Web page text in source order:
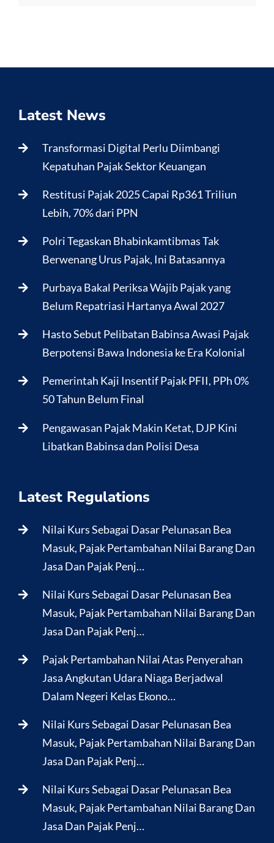
Latest News
Transformasi Digital Perlu Diimbangi
Kepatuhan Pajak Sektor Keuangan
Restitusi Pajak 2025 Capai Rp361 Triliun
Lebih, 70% dari PPN
Polri Tegaskan Bhabinkamtibmas Tak
Berwenang Urus Pajak, Ini Batasannya
Purbaya Bakal Periksa Wajib Pajak yang
Belum Repatriasi Hartanya Awal 2027
Hasto Sebut Pelibatan Babinsa Awasi Pajak
Berpotensi Bawa Indonesia ke Era Kolonial
Pemerintah Kaji Insentif Pajak PFII, PPh 0%
50 Tahun Belum Final
Pengawasan Pajak Makin Ketat, DJP Kini
Libatkan Babinsa dan Polisi Desa
Latest Regulations
Nilai Kurs Sebagai Dasar Pelunasan Bea
Masuk, Pajak Pertambahan Nilai Barang Dan
Jasa Dan Pajak Penj…
Nilai Kurs Sebagai Dasar Pelunasan Bea
Masuk, Pajak Pertambahan Nilai Barang Dan
Jasa Dan Pajak Penj…
Pajak Pertambahan Nilai Atas Penyerahan
Jasa Angkutan Udara Niaga Berjadwal
Dalam Negeri Kelas Ekono…
Nilai Kurs Sebagai Dasar Pelunasan Bea
Masuk, Pajak Pertambahan Nilai Barang Dan
Jasa Dan Pajak Penj…
Nilai Kurs Sebagai Dasar Pelunasan Bea
Masuk, Pajak Pertambahan Nilai Barang Dan
Jasa Dan Pajak Penj…